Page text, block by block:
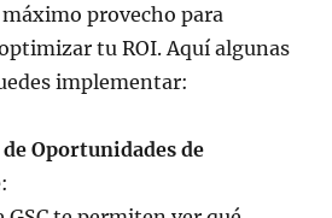
provecho para
tu ROI. Aquí algunas
implementar:
Oportunidades de
: